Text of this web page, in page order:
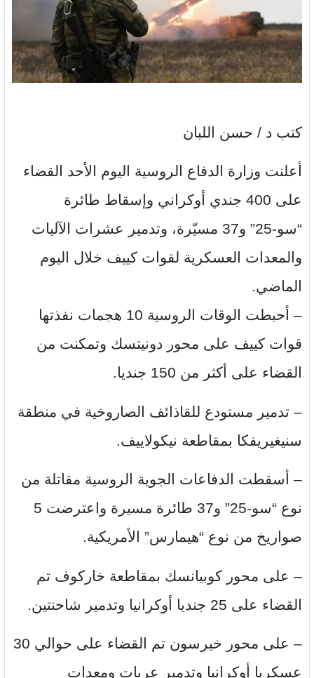
كتب د / حسن اللبان
أعلنت وزارة الدفاع الروسية اليوم الأحد القضاء
على 400 جندي أوكراني وإسقاط طائرة
“سو-25” و37 مسيّرة، وتدمير عشرات الآليات
والمعدات العسكرية لقوات كييف خلال اليوم
الماضي.
– أحبطت الوقات الروسية 10 هجمات نفذتها
قوات كييف على محور دونيتسك وتمكنت من
القضاء على أكثر من 150 جنديا.
– تدمير مستودع للقاذائف الصاروخية في منطقة
سنيغيريفكا بمقاطعة نيكولاييف.
– أسقطت الدفاعات الجوية الروسية مقاتلة من
نوع “سو-25” و37 طائرة مسيرة واعترضت 5
صواريخ من نوع “هيمارس” الأمريكية.
– على محور كوبيانسك بمقاطعة خاركوف تم
القضاء على 25 جنديا أوكرانيا وتدمير شاحنتين.
– على محور خيرسون تم القضاء على حوالي 30
عسكريا أوكرانيا وتدمير عربات ومعدات